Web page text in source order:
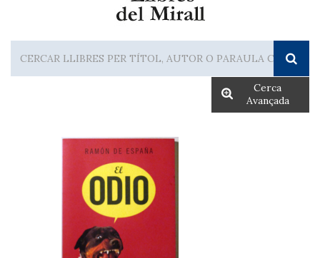
Cerca
Avançada